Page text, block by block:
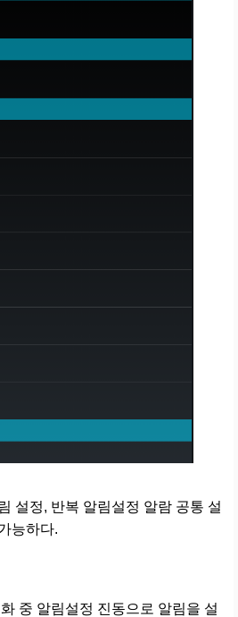
설정, 반복 알림설정 알람 공통 설
능하다.
중 알림설정 진동으로 알림을 설